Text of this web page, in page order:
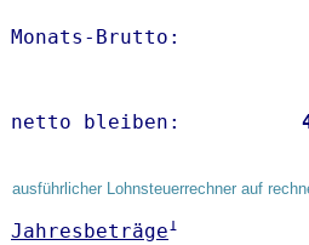
Monats-
netto bleiben:
ausführlicher Lohnsteuerrechner auf
Jahresbeträge1